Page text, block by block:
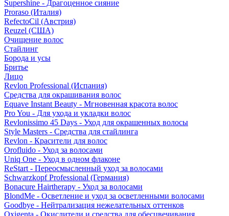
Supershine - Драгоценное сияние
Proraso (Италия)
RefectoCil (Австрия)
Reuzel (США)
Очищение волос
Стайлинг
Борода и усы
Бритье
Лицо
Revlon Professional (Испания)
Средства для окрашивания волос
Equave Instant Beauty - Мгновенная красота волос
Pro You - Для ухода и укладки волос
Revlonissimo 45 Days - Уход для окрашенных волосы
Style Masters - Средства для стайлинга
Revlon - Красители для волос
Orofluido - Уход за волосами
Uniq One - Уход в одном флаконе
ReStart - Переосмысленный уход за волосами
Schwarzkopf Professional (Германия)
Bonacure Hairtherapy - Уход за волосами
BlondMe - Осветление и уход за осветленными волосами
Goodbye - Нейтрализация нежелательных оттенков
Oxigenta - Окислители и средства для обесцвечивания